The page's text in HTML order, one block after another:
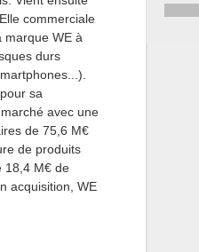
commerciale
marque WE à
durs
sa
avec une
de 75,6 M€
de produits
18,4 M€ de
acquisition, WE